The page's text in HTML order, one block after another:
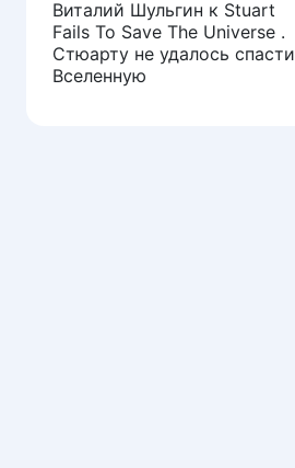
Виталий Шульгин к Stuart
Fails To Save The Universe .
Стюарту не удалось спасти
Вселенную